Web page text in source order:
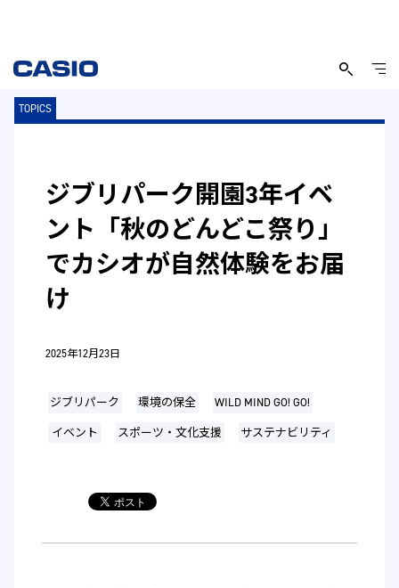
TOPICS
ジブリパーク開園3年イベ
ント「秋のどんどこ祭り」
でカシオが自然体験をお届
け
2025年12月23日
ジブリパーク 環境の保全
WILD MIND GO! GO!
イベント
スポーツ・文化支援 サステナビリティ